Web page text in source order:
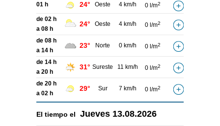
01 h 24° Oeste 4 km/h 0 l/m2
de 02 h
a 08 h
24° Oeste 4 km/h 0 l/m2
de 08 h
a 14 h
23° Norte 0 km/h 0 l/m2
de 14 h
a 20 h
31° Sureste 11 km/h 0 l/m2
de 20 h
a 02 h
29° Sur 7 km/h 0 l/m2
El tiempo el Jueves 13.08.2026